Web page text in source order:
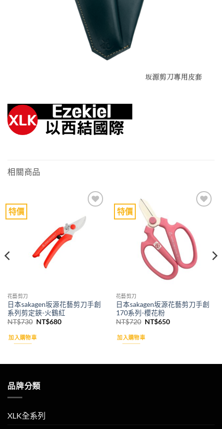
相關商品
特價
wishlist
花藝剪刀
日本sakagen坂源花藝剪刀手創
系列剪定鋏-火鶴紅
NT$730 原
價
格：
NT$680目
加入購物車
特價
花藝剪刀
日本sakagen坂源花藝剪刀手創
170系列-櫻花粉
NT$720 原
價
格：
NT$650目
加入購物車
品牌分類
XLK全系列